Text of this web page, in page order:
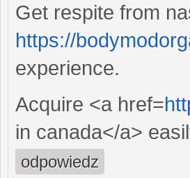
Get respite from
https://
experience.
Acquire <a href=
in canada</a>
odpowiedz